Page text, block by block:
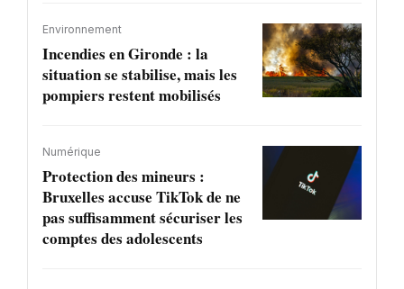
Environnement
Incendies en Gironde : la
situation se stabilise, mais les
pompiers restent mobilisés
Numérique
Protection des mineurs :
Bruxelles accuse TikTok de ne
pas suffisamment sécuriser les
comptes des adolescents